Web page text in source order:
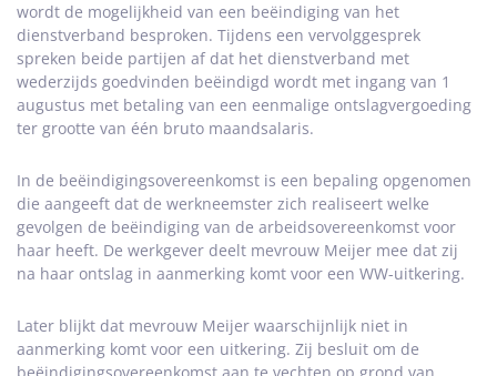
wordt de mogelijkheid van een beëindiging van het
dienstverband besproken. Tijdens een vervolggesprek
spreken beide partijen af dat het dienstverband met
wederzijds goedvinden beëindigd wordt met ingang van 1
augustus met betaling van een eenmalige ontslagvergoeding
ter grootte van één bruto maandsalaris.
In de beëindigingsovereenkomst is een bepaling opgenomen
die aangeeft dat de werkneemster zich realiseert welke
gevolgen de beëindiging van de arbeidsovereenkomst voor
haar heeft. De werkgever deelt mevrouw Meijer mee dat zij
na haar ontslag in aanmerking komt voor een WW-uitkering.
Later blijkt dat mevrouw Meijer waarschijnlijk niet in
aanmerking komt voor een uitkering. Zij besluit om de